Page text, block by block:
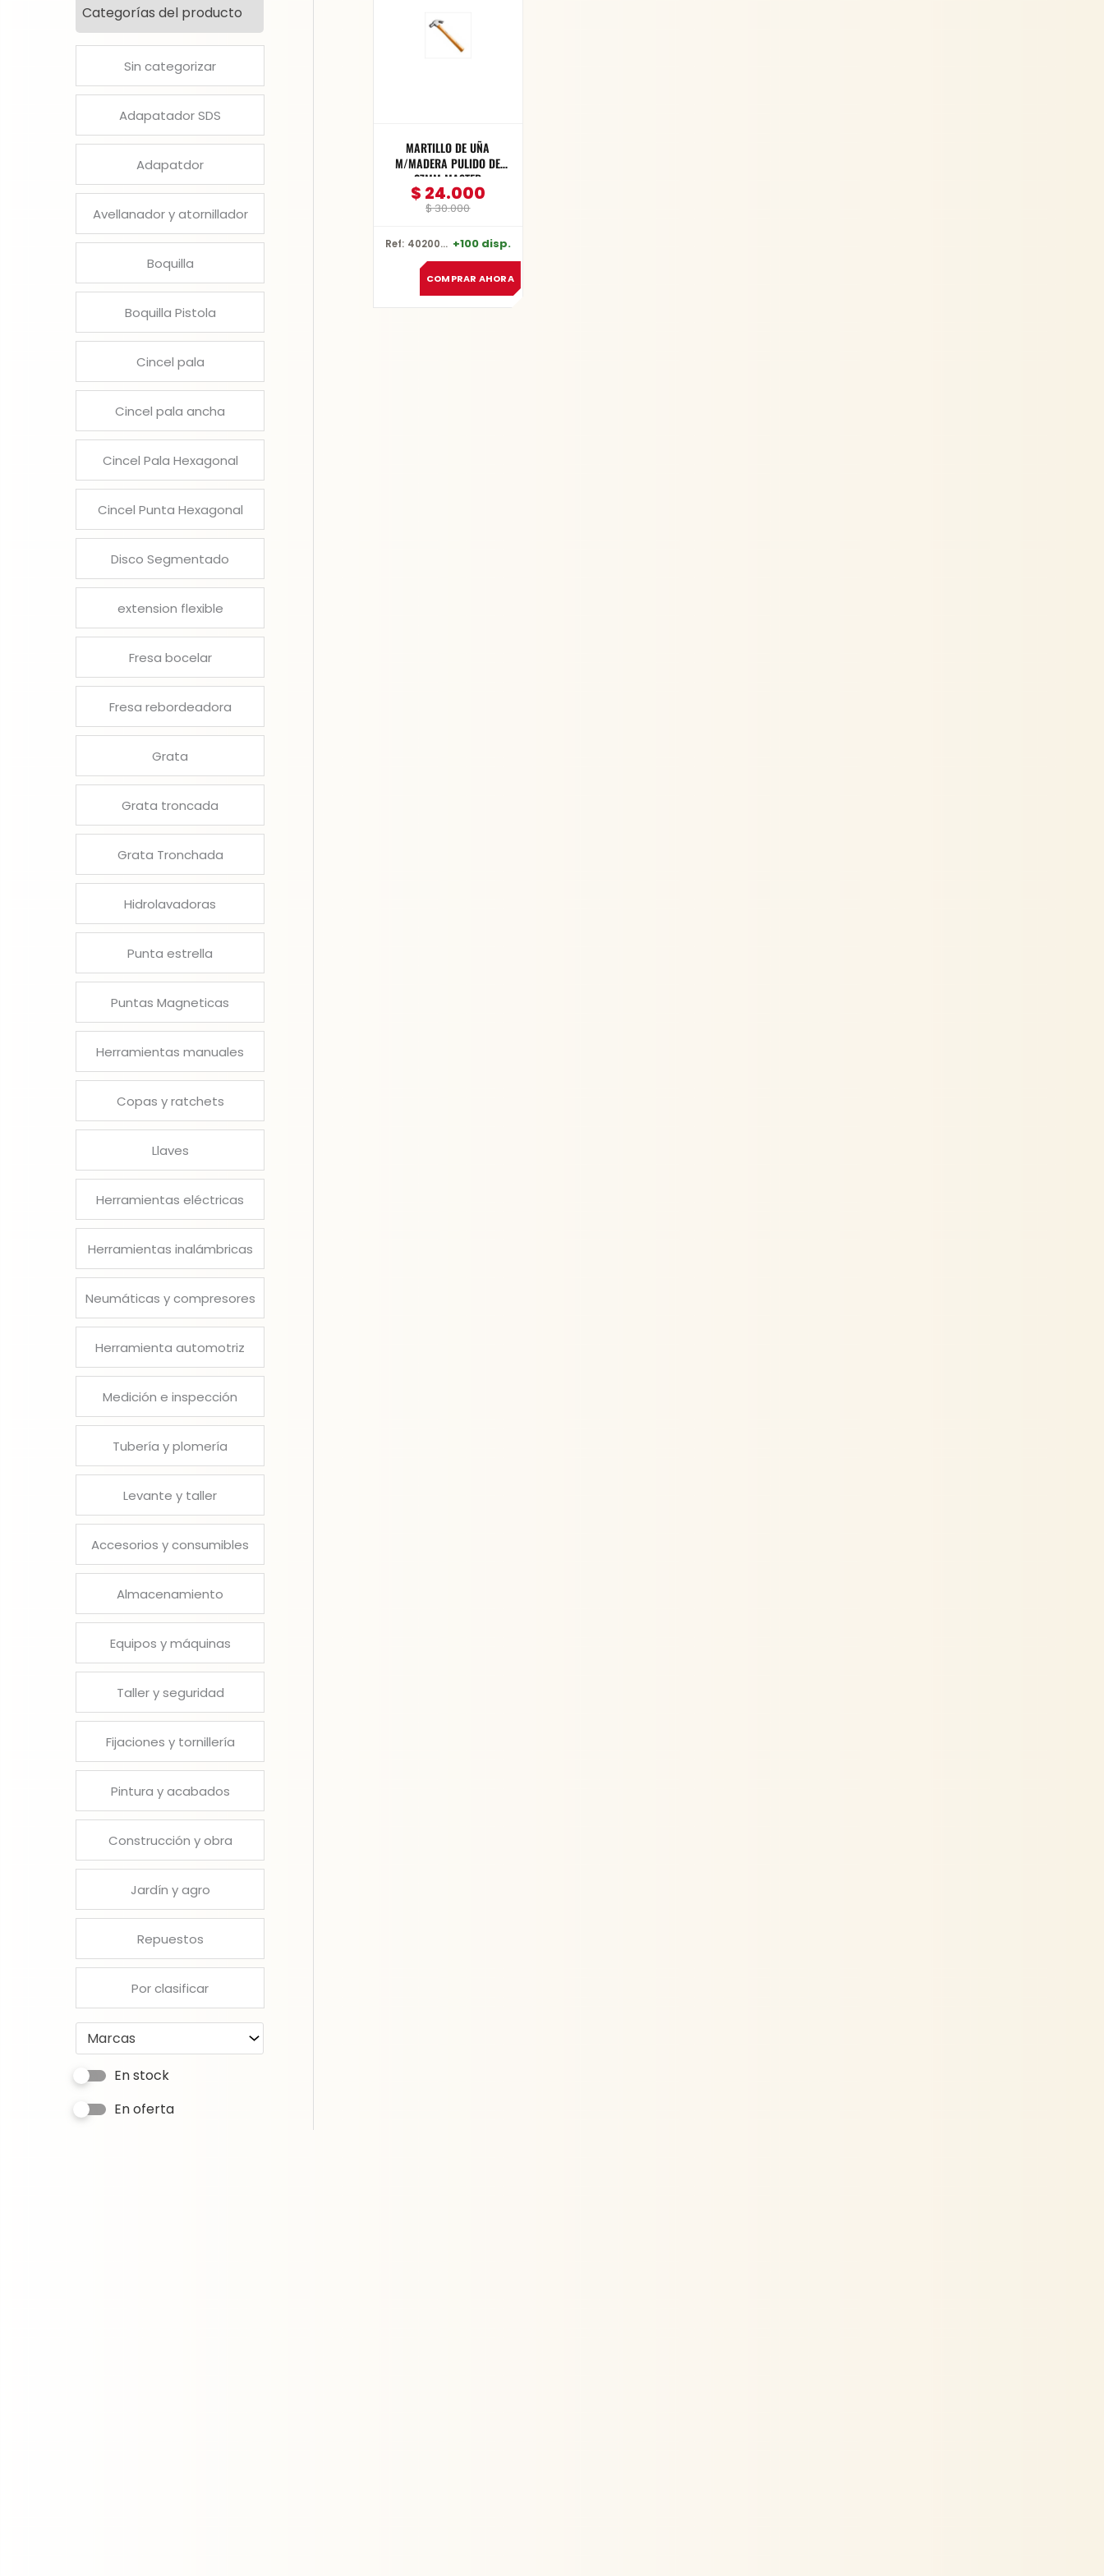
Categorías del producto
Sin categorizar
Adapatador SDS
Adapatdor
Avellanador y atornillador
Boquilla
Boquilla Pistola
Cincel pala
Cincel pala ancha
Cincel Pala Hexagonal
Cincel Punta Hexagonal
Disco Segmentado
extension flexible
Fresa bocelar
Fresa rebordeadora
Grata
Grata troncada
Grata Tronchada
Hidrolavadoras
Punta estrella
Puntas Magneticas
Herramientas manuales
Copas y ratchets
Llaves
Herramientas eléctricas
Herramientas inalámbricas
Neumáticas y compresores
Herramienta automotriz
Medición e inspección
Tubería y plomería
Levante y taller
Accesorios y consumibles
Almacenamiento
Equipos y máquinas
Taller y seguridad
Fijaciones y tornillería
Pintura y acabados
Construcción y obra
Jardín y agro
Repuestos
Por clasificar
Marcas
En stock
En oferta
MARTILLO DE UÑA
M/MADERA PULIDO DE
27MM MASTER
$30.000
$ 24.000
Ref: 40200-27MM +100 disp.
COMPRAR AHORA